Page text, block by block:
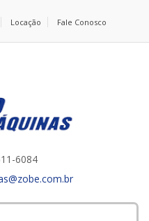
Locação Fale Conosco
6084